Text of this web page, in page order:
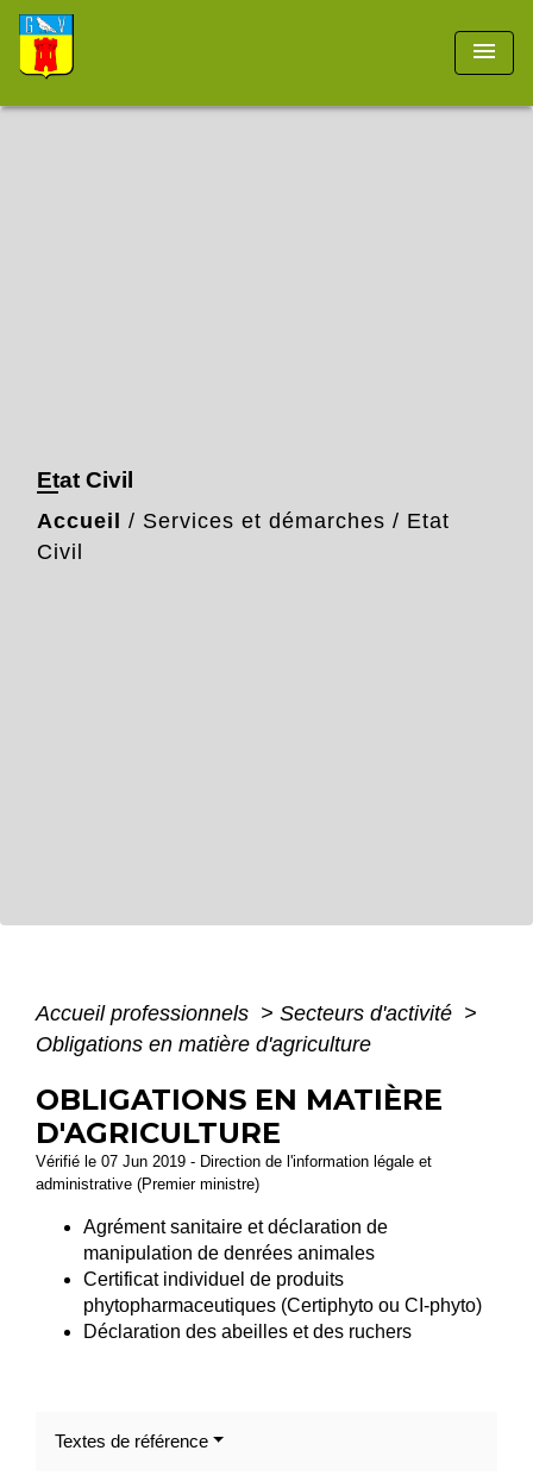
menu
Etat Civil
Accueil / Services et démarches / Etat
Civil
Accueil professionnels > Secteurs d'activité >
Obligations en matière d'agriculture
OBLIGATIONS EN MATIÈRE
D'AGRICULTURE
Vérifié le 07 Jun 2019 - Direction de l'information légale et
administrative (Premier ministre)
Agrément sanitaire et déclaration de
manipulation de denrées animales
Certificat individuel de produits
phytopharmaceutiques (Certiphyto ou CI-phyto)
Déclaration des abeilles et des ruchers
Textes de référence